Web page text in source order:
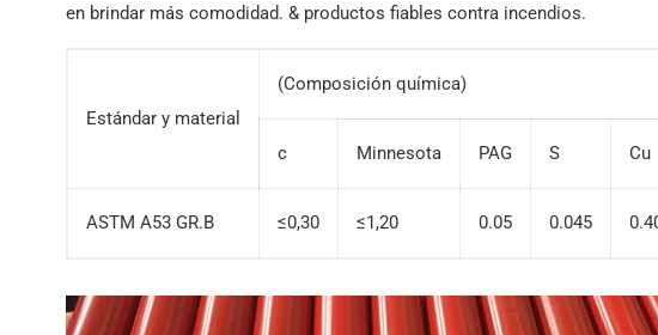
en brindar más comodidad. & productos fiables contra incendios.
Estándar y material
(Composición química)
c Minnesota PAG S Cu
ASTM A53 GR.B ≤0,30 ≤1,20 0.05 0.045